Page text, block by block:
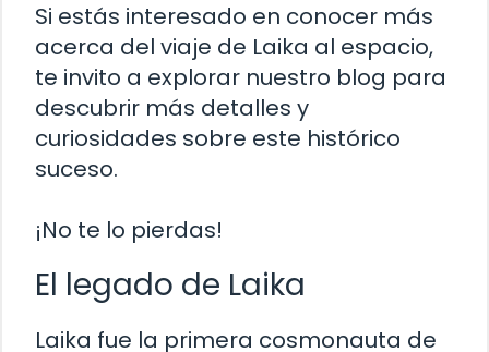
Si estás interesado en conocer más
acerca del viaje de Laika al espacio,
te invito a explorar nuestro blog para
descubrir más detalles y
curiosidades sobre este histórico
suceso.
¡No te lo pierdas!
El legado de Laika
Laika fue la primera cosmonauta de